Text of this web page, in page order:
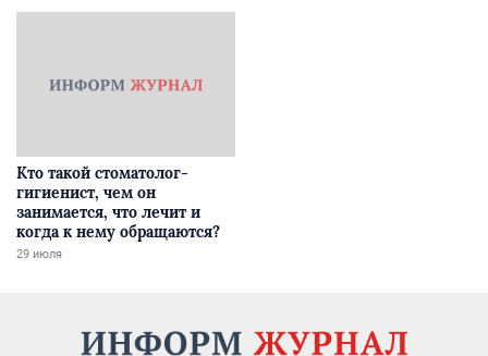
Кто такой стоматолог-
гигиенист, чем он
занимается, что лечит и
когда к нему обращаются?
29 июля